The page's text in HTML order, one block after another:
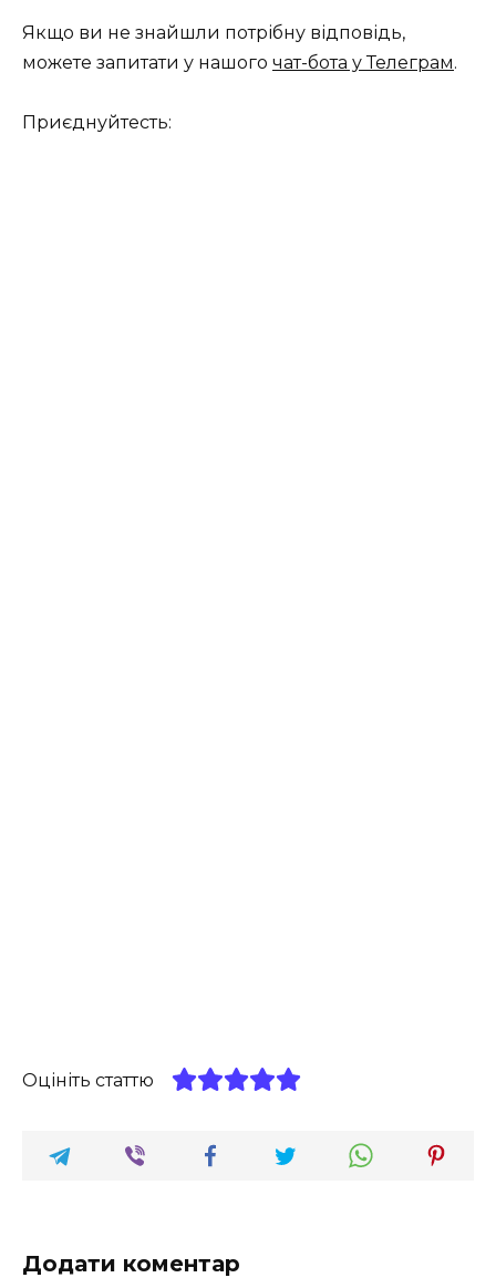
Якщо ви не знайшли потрібну відповідь,
можете запитати у нашого чат-бота у Телеграм.
Приєднуйтесть:
Оцініть статтю
Додати коментар